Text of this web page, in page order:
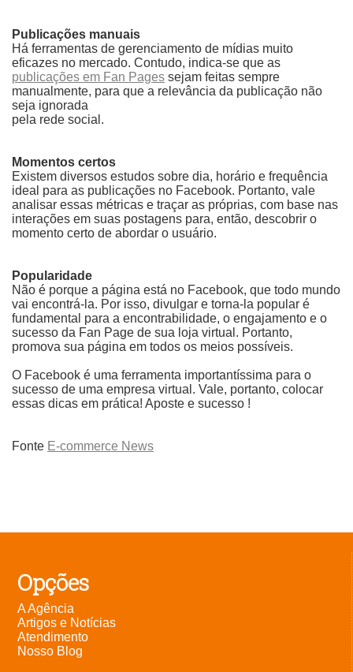
Publicações manuais
Há ferramentas de gerenciamento de mídias muito
eficazes no mercado. Contudo, indica-se que as
publicações em Fan Pages sejam feitas sempre
manualmente, para que a relevância da publicação não
seja ignorada
pela rede social.
Momentos certos
Existem diversos estudos sobre dia, horário e frequência
ideal para as publicações no Facebook. Portanto, vale
analisar essas métricas e traçar as próprias, com base nas
interações em suas postagens para, então, descobrir o
momento certo de abordar o usuário.
Popularidade
Não é porque a página está no Facebook, que todo mundo
vai encontrá-la. Por isso, divulgar e torna-la popular é
fundamental para a encontrabilidade, o engajamento e o
sucesso da Fan Page de sua loja virtual. Portanto,
promova sua página em todos os meios possíveis.
O Facebook é uma ferramenta importantíssima para o
sucesso de uma empresa virtual. Vale, portanto, colocar
essas dicas em prática! Aposte e sucesso !
Fonte E-commerce News
Opções
A Agência
Artigos e Notícias
Atendimento
Nosso Blog